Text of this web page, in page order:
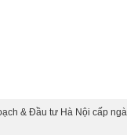
& Đầu tư Hà Nội cấp